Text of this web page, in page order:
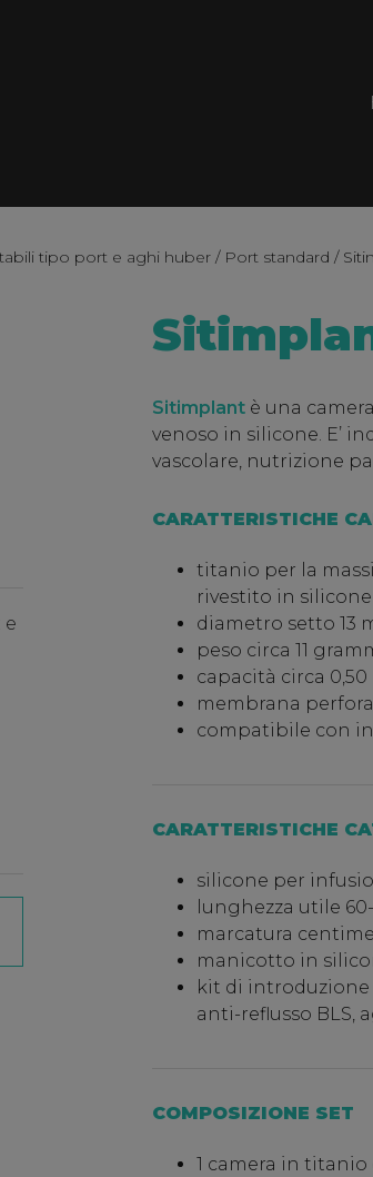
tipo port e aghi huber / Port standard /
Sitimplant è una
venoso in silicone. E’
vascolare, nutrizione
CARATTERISTICHE
titanio per la
rivestito in silicone
diametro setto 13
peso circa 11
capacità circa 0,50
membrana
compatibile con
CARATTERISTICHE
silicone per
lunghezza utile
marcatura
manicotto in
kit di
anti-reflusso BLS,
COMPOSIZIONE SET
1 camera in